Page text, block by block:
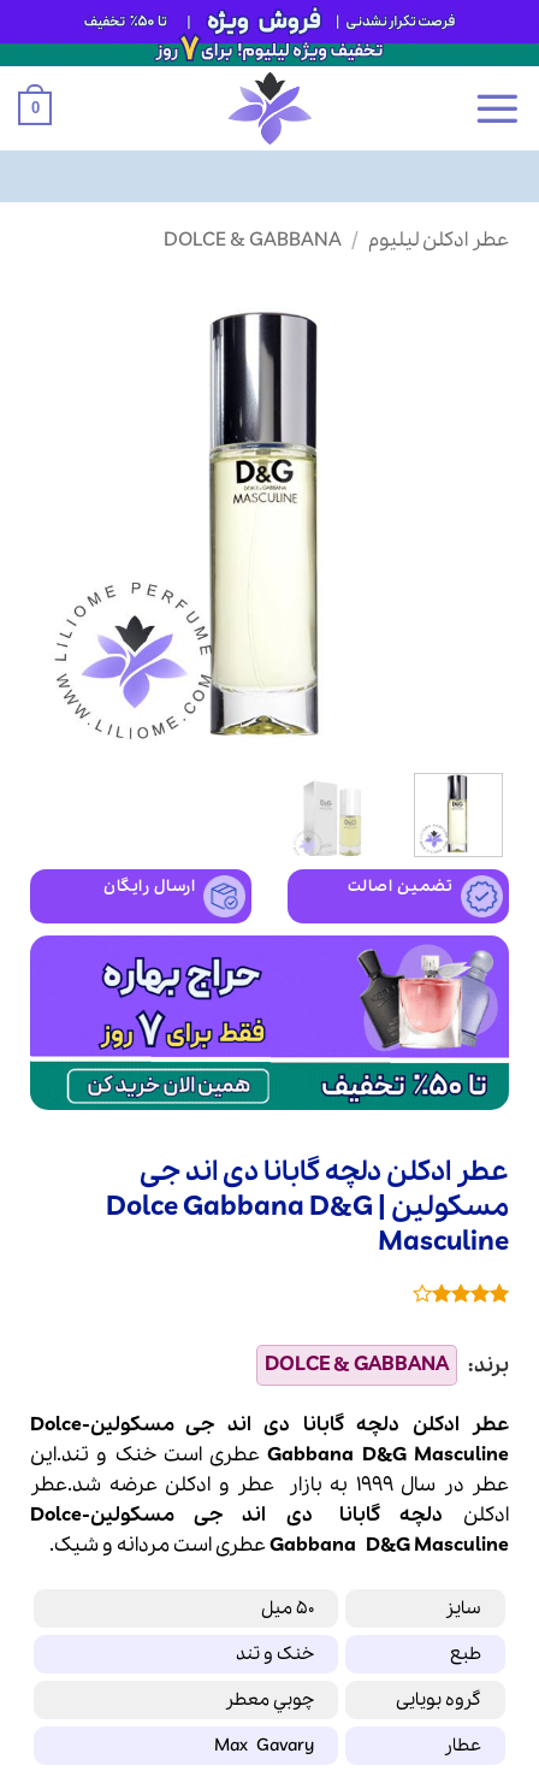
0
عطر ادکلن لیلیوم /
DOLCE & GABBANA
تضمین اصالت ارسال رایگان
عطر ادکلن دلچه گابانا دی اند جی
مسکولین | Dolce Gabbana D&G
Masculine
در
امتیازدهی
عطر ادکلن دلچه گابانا دی اند جی مسکولین-Dolce
Gabbana D&G Masculineعطری است خنک و تند.این
عطر در سال 1999 به بازار
عطر و ادکلن عرضه شد.عطر
ادکلن دلچه گابانا دی اند جی مسکولین-Dolce
Gabbana D&G Masculine عطری است مردانه و شیک.
سایز
50 میل
طبع
خنک و تند
گروه بویایی
چوبي معطر
عطار
Max Gavary